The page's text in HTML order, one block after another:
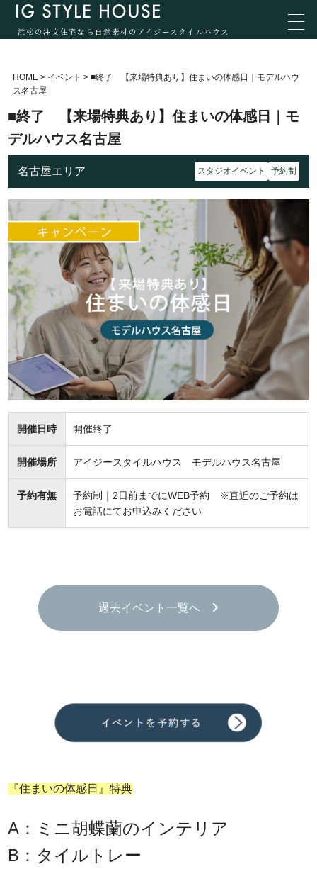
浜松の注文住宅なら自然素材のアイジースタイルハウス
HOME> イベント > ■終了 【来場特典あり】住まいの体感日｜モデルハウ
ス名古屋
■終了 【来場特典あり】住まいの体感日｜モ
デルハウス名古屋
名古屋エリア スタジオイベント 予約制
開催日時 開催終了
開催場所 アイジースタイルハウス モデルハウス名古屋
予約有無
予約制｜2日前までにWEB予約 ※直近のご予約は
お電話にてお申込みください
過去イベント一覧へ
『住まいの体感日』特典
A：ミニ胡蝶蘭のインテリア
B：タイルトレー